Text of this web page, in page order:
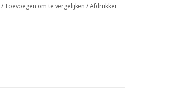
/Toevoegen om te vergelijken /Afdrukken